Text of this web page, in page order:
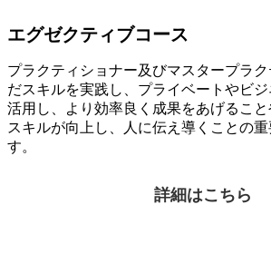
エグゼクティブコース
プラクティショナー及びマスタープラ
だスキルを実践し、プライベートやビ
活用し、より効率良く成果をあげるこ
スキルが向上し、人に伝え導くことの
す。
詳細はこちら